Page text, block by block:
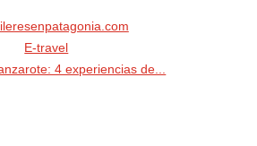
E-travel
4 experiencias de...